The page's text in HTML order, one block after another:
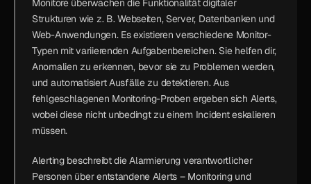
Monitore überwachen die Funktionalität digitaler
Strukturen wie z. B. Webseiten, Server, Datenbanken und
Web-Anwendungen. Es existieren verschiedene Monitor-
Typen mit variierenden Aufgabenbereichen. Sie helfen dir,
Anomalien zu erkennen, bevor sie zu Problemen werden,
und automatisiert Ausfälle zu detektieren. Aus
fehlgeschlagenen Monitoring-Proben ergeben sich Alerts,
wobei diese nicht unbedingt zu einem Incident eskalieren
müssen.
Alerting beschreibt die Alarmierung verantwortlicher
Personen über entstandene Alerts – Monitoring und